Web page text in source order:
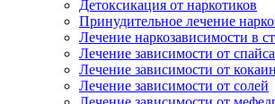
Детоксикация от наркотиков
Принудительное лечение
Лечение наркозависимости в
Лечение зависимости от спайса
Лечение зависимости от
Лечение зависимости от солей